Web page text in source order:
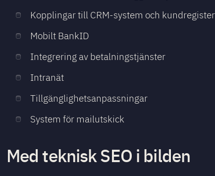
Kopplingar till CRM-system och kundregister
Mobilt BankID
Integrering av betalningstjänster
Intranät
Tillgänglighetsanpassningar
System för mailutskick
Med teknisk SEO i bilden